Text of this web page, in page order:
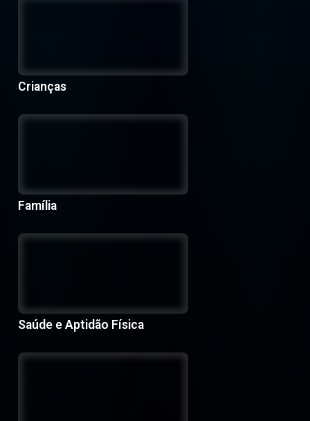
Crianças
Família
Saúde e Aptidão Física